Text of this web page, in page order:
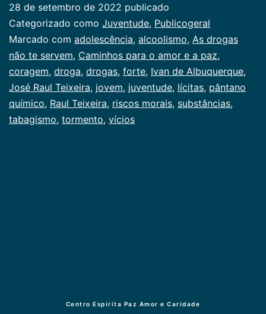
te
servem
28 de setembro de 2022 publicado
Categorizado como Juventude, Publicogeral
Marcado com adolescência, alcoolismo, As drogas
não te servem, Caminhos para o amor e a paz,
coragem, droga, drogas, forte, Ivan de Albuquerque,
José Raul Teixeira, jovem, juventude, lícitas, pântano
químico, Raul Teixeira, riscos morais, substâncias,
tabagismo, tormento, vícios
Centro Espírita Paz Amor e Caridade